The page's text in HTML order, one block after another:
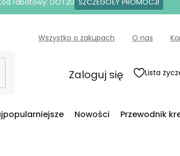
rabatowy: DOT20 SZCZEGÓŁY PROMOCJI
Wszystko o zakupach O nas
Zaloguj się Lista
Nowości Przewodnik